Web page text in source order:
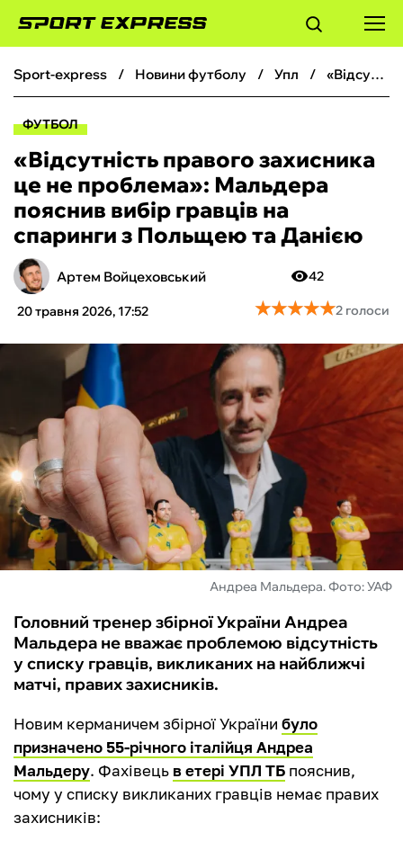
ФУТБОЛ
БОКС
ХОКЕЙ
ТЕНІС
КІБЕРСПОРТ
ЧС-2026
ФУТЗАЛ
ІНШІ
БУКМЕКЕРИ
sport-express новини футболу упл «Відсутність правого захисника це не проблема»: Мальдера пояснив вибір гравців на спаринги з Польщею та Данією
ФУТБОЛ
«Відсутність правого захисника
це не проблема»: Мальдера
пояснив вибір гравців на
спаринги з Польщею та Данією
Артем Войцеховський
20 травня 2026, 17:52
42
★★★★★
★★★★★2 голоси
Андреа Мальдера. Фото: УАФ
Головний тренер збірної України Андреа
Мальдера не вважає проблемою відсутність
у списку гравців, викликаних на найближчі
матчі, правих захисників.
Новим керманичем збірної України було
призначено 55-річного італійця Андреа
Мальдеру. Фахівець в етері УПЛ ТБ пояснив,
чому у списку викликаних гравців немає правих
захисників: